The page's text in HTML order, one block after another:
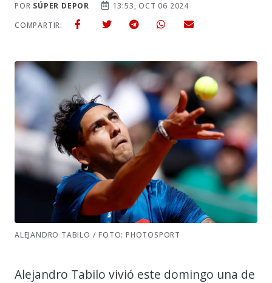
POR SÚPER DEPOR
13:53, OCT 06 2024
COMPARTIR:
ALEJANDRO TABILO / FOTO: PHOTOSPORT
Alejandro Tabilo vivió este domingo una de